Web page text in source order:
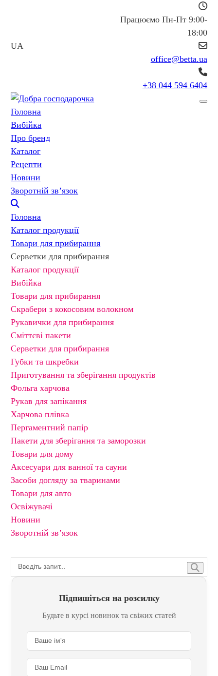
UA
Працюємо Пн-Пт 9:00-
18:00
office@betta.ua
+38 044 594 6404
Головна
Вибійка
Про бренд
Каталог
Рецепти
Новини
Зворотній зв’язок
Головна
Каталог продукції
Товари для прибирання
Серветки для прибирання
Каталог продукції
Вибійка
Товари для прибирання
Скрабери з кокосовим волокном
Рукавички для прибирання
Сміттєві пакети
Серветки для прибирання
Губки та шкребки
Приготування та зберігання продуктів
Фольга харчова
Рукав для запікання
Харчова плівка
Пергаментний папір
Пакети для зберігання та заморозки
Товари для дому
Аксесуари для ванної та сауни
Засоби догляду за тваринами
Товари для авто
Освіжувачі
Новини
Зворотній зв’язок
Підпишіться на розсилку
Будьте в курсі новинок та свіжих статей